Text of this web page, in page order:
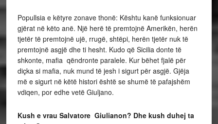
Popullsia e këtyre zonave thonë: Kështu kanë funksionuar
gjërat në këto anë. Një herë të premtojnë Amerikën, herën
tjetër të premtojnë ujë, rrugë, shtëpi, herën tjetër nuk të
premtojnë asgjë dhe ti hesht. Kudo që Sicilia donte të
shkonte, mafia qëndronte paralele. Kur bëhet fjalë për
diçka si mafia, nuk mund të jesh i sigurt për asgjë. Gjëja
më e sigurt në këtë histori është se shumë të pafajshëm
vdiqen, por edhe vetë Giuljano.
Kush e vrau Salvatore Giulianon? Dhe kush duhej ta